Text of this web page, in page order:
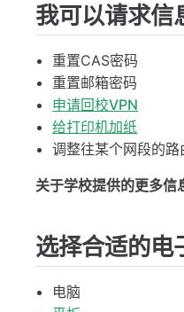
我可以请求信
重置CAS密码
重置邮箱密码
申请回校VPN
给打印机加纸
调整往某个网段的路
关于学校提供的更多信
选择合适的电
电脑